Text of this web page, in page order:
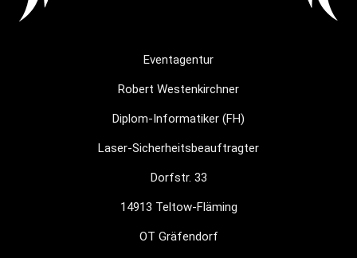
Eventagentur
Robert Westenkirchner
Diplom-Informatiker (FH)
Laser-Sicherheitsbeauftragter
Dorfstr. 33
14913 Teltow-Fläming
OT Gräfendorf